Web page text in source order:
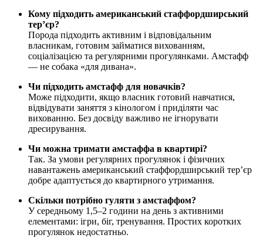
Кому підходить американський стаффордширський
тер’єр?
Порода підходить активним і відповідальним
власникам, готовим займатися вихованням,
соціалізацією та регулярними прогулянками. Амстафф
— не собака «для дивана».
Чи підходить амстафф для новачків?
Може підходити, якщо власник готовий навчатися,
відвідувати заняття з кінологом і приділяти час
вихованню. Без досвіду важливо не ігнорувати
дресирування.
Чи можна тримати амстаффа в квартирі?
Так. За умови регулярних прогулянок і фізичних
навантажень американський стаффордширський тер’єр
добре адаптується до квартирного утримання.
Скільки потрібно гуляти з амстаффом?
У середньому 1,5–2 години на день з активними
елементами: ігри, біг, тренування. Простих коротких
прогулянок недостатньо.